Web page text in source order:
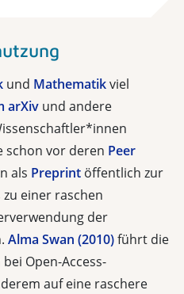
und Mathematikviel
arXiv und andere
schon vor deren Peer
als Preprint öffentlich zur
einer raschen
der
Alma Swan (2010)führt die
Open-Access-
auf eine raschere